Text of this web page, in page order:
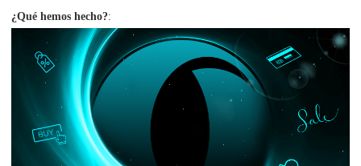
¿Qué hemos hecho?: